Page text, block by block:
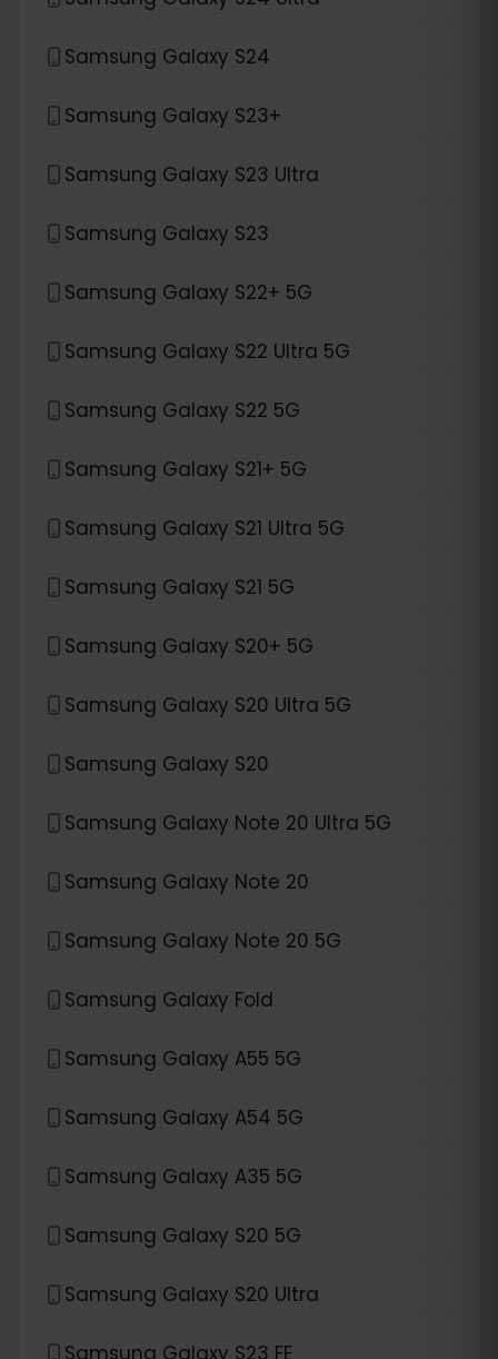
Samsung Galaxy S24
Samsung Galaxy S23+
Samsung Galaxy S23 Ultra
Samsung Galaxy S23
Samsung Galaxy S22+ 5G
Samsung Galaxy S22 Ultra 5G
Samsung Galaxy S22 5G
Samsung Galaxy S21+ 5G
Samsung Galaxy S21 Ultra 5G
Samsung Galaxy S21 5G
Samsung Galaxy S20+ 5G
Samsung Galaxy S20 Ultra 5G
Samsung Galaxy S20
Samsung Galaxy Note 20 Ultra 5G
Samsung Galaxy Note 20
Samsung Galaxy Note 20 5G
Samsung Galaxy Fold
Samsung Galaxy A55 5G
Samsung Galaxy A54 5G
Samsung Galaxy A35 5G
Samsung Galaxy S20 5G
Samsung Galaxy S20 Ultra
Samsung Galaxy S23 FE